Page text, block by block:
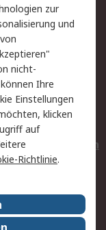
Batterien
zur
und
nicht-
Ihre
Einstellungen
klicken
auf
Richtlinie.